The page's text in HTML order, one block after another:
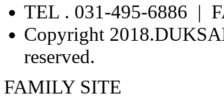
TEL . 031-495-6886 |
Copyright
reserved.
FAMILY SITE